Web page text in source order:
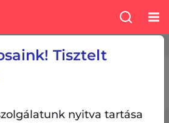
/Ingatlanok/Lehel Csarnok
Csarnokban
Tisztelt
nyitva tartása